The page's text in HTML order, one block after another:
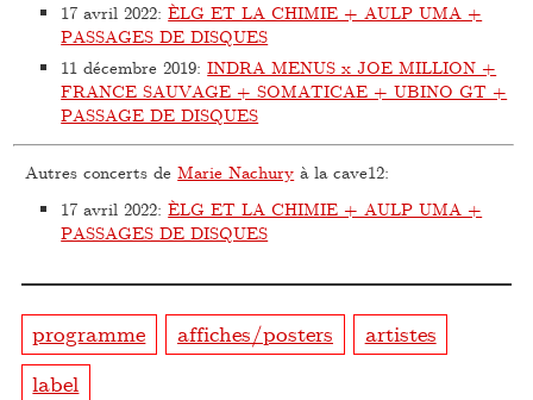
17 avril 2022:ÈLG ET LA CHIMIE + AULP UMA +
PASSAGES DE DISQUES
11 décembre 2019:INDRA MENUS x JOE MILLION +
FRANCE SAUVAGE + SOMATICAE + UBINO GT +
PASSAGE DE DISQUES
Autres concerts deMarie Nachury à la cave12:
17 avril 2022:ÈLG ET LA CHIMIE + AULP UMA +
PASSAGES DE DISQUES
programme affiches/posters
artistes
label